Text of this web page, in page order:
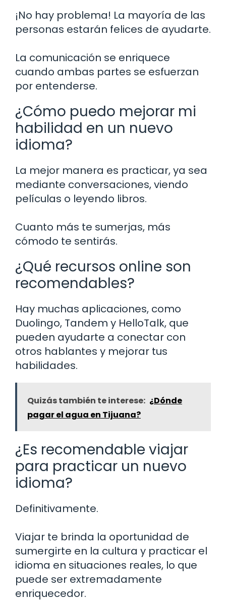
¡No hay problema! La mayoría de las
personas estarán felices de ayudarte.
La comunicación se enriquece
cuando ambas partes se esfuerzan
por entenderse.
¿Cómo puedo mejorar mi
habilidad en un nuevo
idioma?
La mejor manera es practicar, ya sea
mediante conversaciones, viendo
películas o leyendo libros.
Cuanto más te sumerjas, más
cómodo te sentirás.
¿Qué recursos online son
recomendables?
Hay muchas aplicaciones, como
Duolingo, Tandem y HelloTalk, que
pueden ayudarte a conectar con
otros hablantes y mejorar tus
habilidades.
Quizás también te interese: ¿Dónde
pagar el agua en Tijuana?
¿Es recomendable viajar
para practicar un nuevo
idioma?
Definitivamente.
Viajar te brinda la oportunidad de
sumergirte en la cultura y practicar el
idioma en situaciones reales, lo que
puede ser extremadamente
enriquecedor.